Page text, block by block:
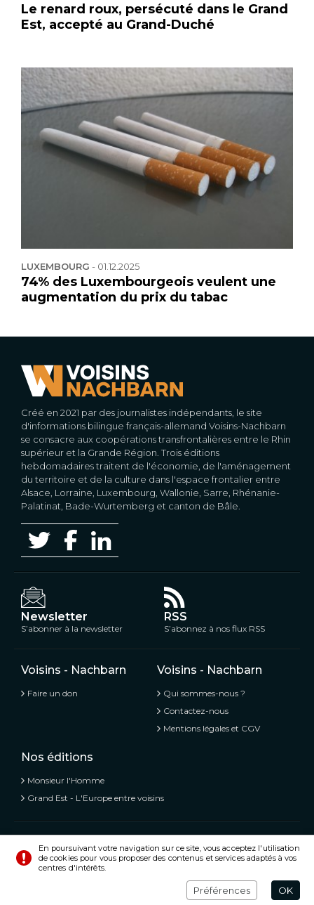
Le renard roux, persécuté dans le Grand
Est, accepté au Grand-Duché
LUXEMBOURG - 01.12.2025
74% des Luxembourgeois veulent une
augmentation du prix du tabac
Créé en 2021 par des journalistes indépendants, le site
d'informations bilingue français-allemand Voisins-Nachbarn
se consacre aux coopérations transfrontalières entre le Rhin
supérieur et la Grande Région. Trois éditions
hebdomadaires traitent de l'économie, de l'aménagement
du territoire et de la culture dans l'espace frontalier entre
Alsace, Lorraine, Luxembourg, Wallonie, Sarre, Rhénanie-
Palatinat, Bade-Wurtemberg et canton de Bâle.
Newsletter
S’abonner à la newsletter
RSS
S’abonnez à nos flux RSS
Voisins - Nachbarn
Faire un don
Voisins - Nachbarn
Qui sommes-nous ?
Contactez-nous
Mentions légales et CGV
Nos éditions
Monsieur l'Homme
Grand Est - L'Europe entre voisins
Voisins - Nachbarn, L’information libre et mitoyenne
© Tous droits réservés 2020 - 2026
En poursuivant votre navigation sur ce site, vous acceptez l'utilisation
de cookies pour vous proposer des contenus et services adaptés à vos
centres d'intérêts.
Préférences OK